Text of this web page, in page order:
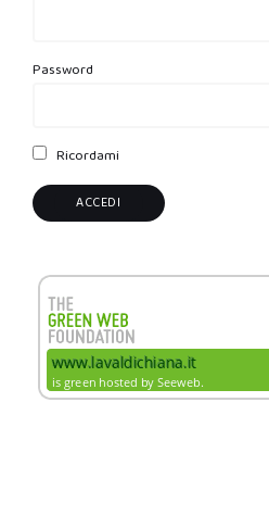
Password
Ricordami